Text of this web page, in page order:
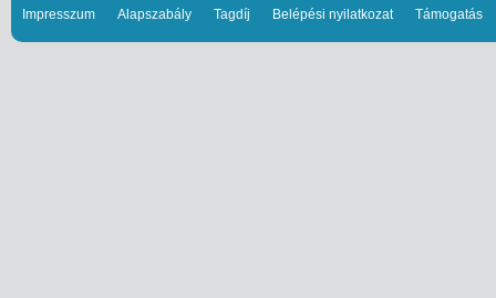
Impresszum Alapszabály Tagdíj Belépési nyilatkozat Támogatás